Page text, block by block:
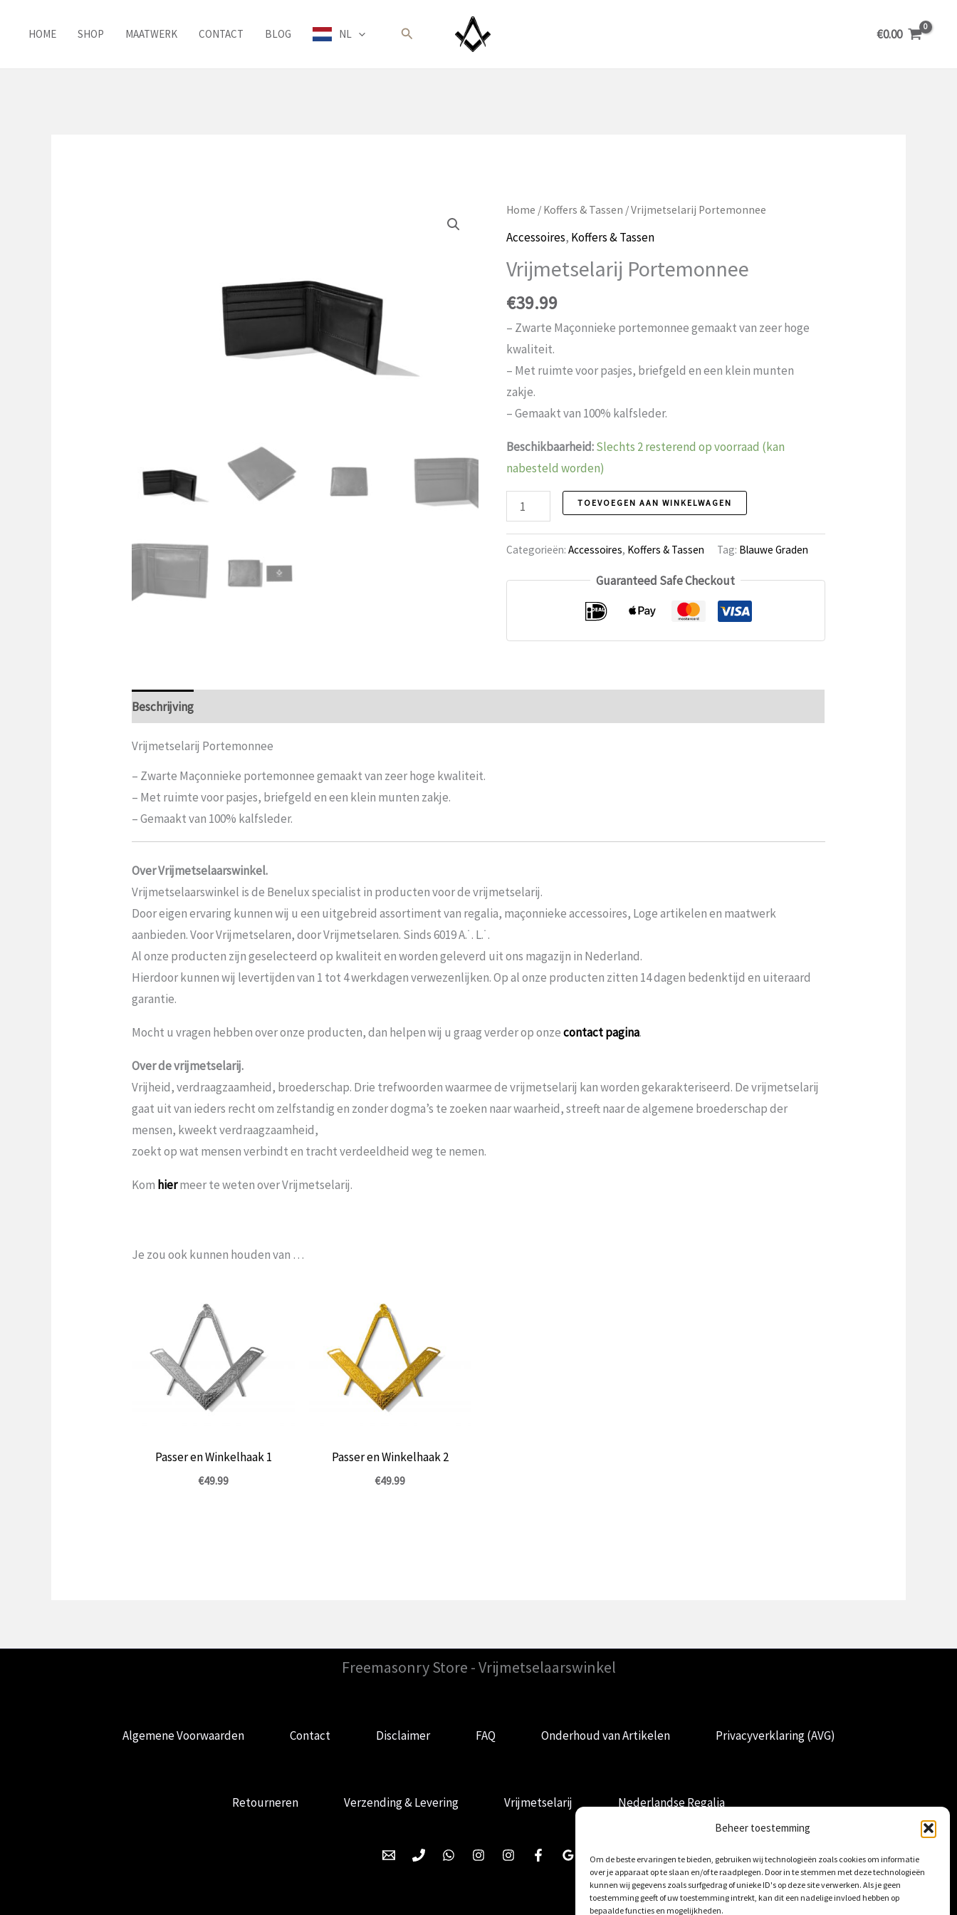
Beheer toestemming
Om de beste ervaringen te bieden, gebruiken wij technologieën zoals cookies om informatie
over je apparaat op te slaan en/of te raadplegen. Door in te stemmen met deze technologieën
kunnen wij gegevens zoals surfgedrag of unieke ID's op deze site verwerken. Als je geen
toestemming geeft of uw toestemming intrekt, kan dit een nadelige invloed hebben op
bepaalde functies en mogelijkheden.
HOME SHOP MAATWERK CONTACT BLOG NL Zoeken €0.00
Home / Koffers & Tassen / Vrijmetselarij Portemonnee
Accessoires, Koffers & Tassen
Vrijmetselarij Portemonnee
€39.99
– Zwarte Maçonnieke portemonnee gemaakt van zeer hoge
kwaliteit.
– Met ruimte voor pasjes, briefgeld en een klein munten
zakje.
– Gemaakt van 100% kalfsleder.
Beschikbaarheid:Slechts 2 resterend op voorraad (kan
nabesteld worden)
Vrijmetselarij
Portemonnee
aantal
TOEVOEGEN AAN WINKELWAGEN
Categorieën: Accessoires, Koffers & Tassen Tag: Blauwe Graden
Guaranteed Safe Checkout
Beschrijving
Vrijmetselarij Portemonnee
– Zwarte Maçonnieke portemonnee gemaakt van zeer hoge kwaliteit.
– Met ruimte voor pasjes, briefgeld en een klein munten zakje.
– Gemaakt van 100% kalfsleder.
Over Vrijmetselaarswinkel.
Vrijmetselaarswinkel is de Benelux specialist in producten voor de vrijmetselarij.
Door eigen ervaring kunnen wij u een uitgebreid assortiment van regalia, maçonnieke accessoires, Loge artikelen en maatwerk
aanbieden. Voor Vrijmetselaren, door Vrijmetselaren. Sinds 6019 A.˙. L.˙.
Al onze producten zijn geselecteerd op kwaliteit en worden geleverd uit ons magazijn in Nederland.
Hierdoor kunnen wij levertijden van 1 tot 4 werkdagen verwezenlijken. Op al onze producten zitten 14 dagen bedenktijd en uiteraard
garantie.
Mocht u vragen hebben over onze producten, dan helpen wij u graag verder op onzecontact pagina.
Over de vrijmetselarij.
Vrijheid, verdraagzaamheid, broederschap. Drie trefwoorden waarmee de vrijmetselarij kan worden gekarakteriseerd. De vrijmetselarij
gaat uit van ieders recht om zelfstandig en zonder dogma’s te zoeken naar waarheid, streeft naar de algemene broederschap der
mensen, kweekt verdraagzaamheid,
zoekt op wat mensen verbindt en tracht verdeeldheid weg te nemen.
Kom hiermeer te weten over Vrijmetselarij.
Je zou ook kunnen houden van …
Passer en Winkelhaak 1
€49.99
Passer en Winkelhaak 2
€49.99
Freemasonry Store - Vrijmetselaarswinkel
Algemene Voorwaarden Contact Disclaimer FAQ Onderhoud van Artikelen Privacyverklaring (AVG)
Retourneren Verzending & Levering Vrijmetselarij Nederlandse Regalia